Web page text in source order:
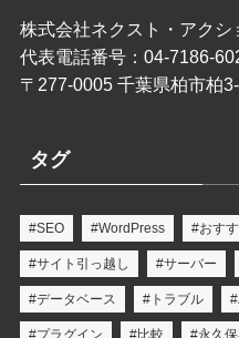
株式会社ネクスト・アクシ
代表電話番号：04-7186-
〒277-0005 千葉県柏市柏
タグ
#SEO #WordPress #おす
#サイト引っ越し #サーバー
#データベース #トラブル
#プラグイン #比較 #永久